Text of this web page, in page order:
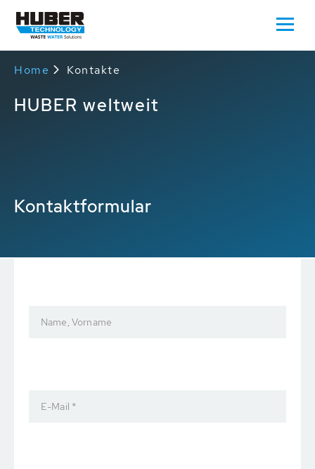
Home Kontakte
HUBER weltweit
Kontaktformular
Name, Vorname
E-Mail *